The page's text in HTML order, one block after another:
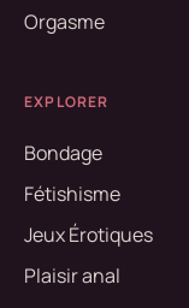
Orgasme
EXPLORER
Bondage
Fétishisme
Jeux Érotiques
Plaisir anal